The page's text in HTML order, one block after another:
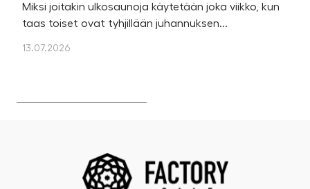
Miksi joitakin ulkosaunoja käytetään joka viikko, kun
taas toiset ovat tyhjillään juhannuksen...
13.07.2026